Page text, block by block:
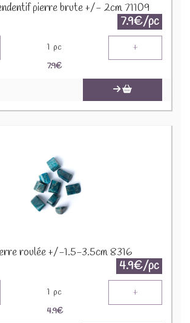
pierre brute +/- 2cm 71109
7.9€/pc
1 pc +
7.9€
roulée +/-1.5-3.5cm 8316
4.9€/pc
1 pc +
4.9€